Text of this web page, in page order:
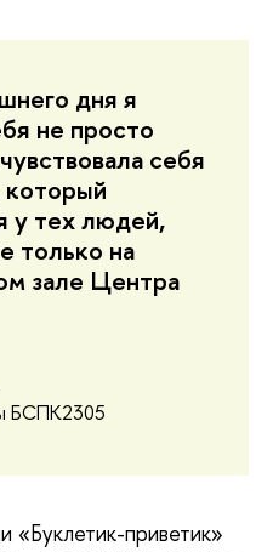
дня я
не просто
себя
у тех людей,
только на
зале Центра
БСПК2305
«Буклетик-приветик»